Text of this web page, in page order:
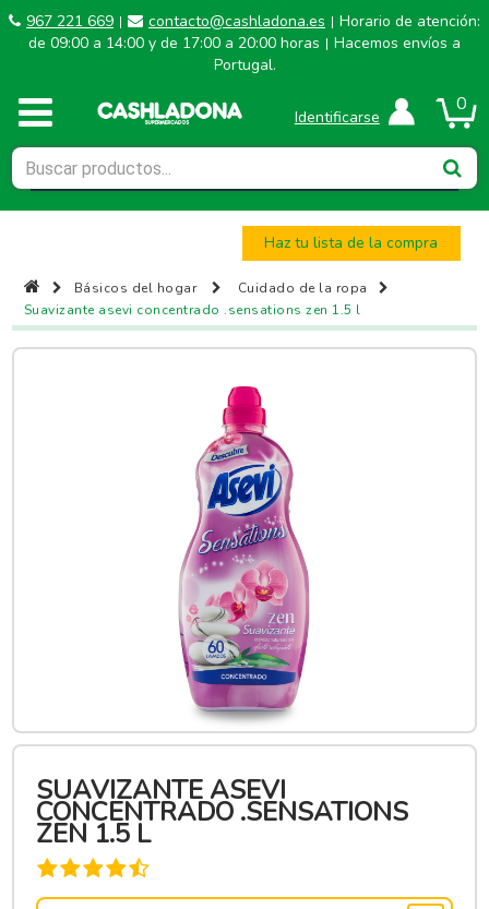
967 221 669 | contacto@cashladona.es | Horario de atención:
de 09:00 a 14:00 y de 17:00 a 20:00 horas | Hacemos envíos a
Portugal.
0
Identificarse
Haz tu lista de la compra
Básicos del hogar
Cuidado de la ropa
Suavizante asevi concentrado .sensations zen 1.5 l
SUAVIZANTE ASEVI
CONCENTRADO .SENSATIONS
ZEN 1.5 L